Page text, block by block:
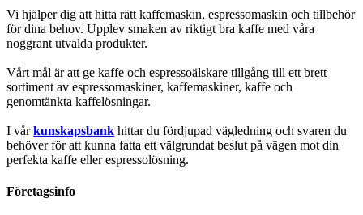
Vi hjälper dig att hitta rätt kaffemaskin, espressomaskin och tillbehör
för dina behov. Upplev smaken av riktigt bra kaffe med våra
noggrant utvalda produkter.
Vårt mål är att ge kaffe och espressoälskare tillgång till ett brett
sortiment av espressomaskiner, kaffemaskiner, kaffe och
genomtänkta kaffelösningar.
I vårkunskapsbank hittar du fördjupad vägledning och svaren du
behöver för att kunna fatta ett välgrundat beslut på vägen mot din
perfekta kaffe eller espressolösning.
Företagsinfo